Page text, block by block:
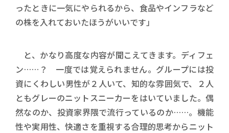
ったときに一気にやられるから、食品やインフラなど
の株を入れておいたほうがいいです」
と、かなり高度な内容が聞こえてきます。ディフェ
ン……？ 一度では覚えられません。グループには投
資にくわしい男性が２人いて、知的な雰囲気で、２人
ともグレーのニットスニーカーをはいていました。偶
然なのか、投資家界隈で流行っているのか……。機能
性や実用性、快適さを重視する合理的思考からニット